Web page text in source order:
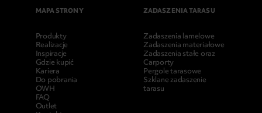
MAPA STRONY
Produkty
Realizacje
Inspiracje
Gdzie kupić
Kariera
Do pobrania
OWH
FAQ
Outlet
ZADASZENIA TARASU
Zadaszenia lamelowe
Zadaszenia materiałowe
Zadaszenia stałe oraz
Carporty
Pergole tarasowe
Szklane zadaszenie
tarasu